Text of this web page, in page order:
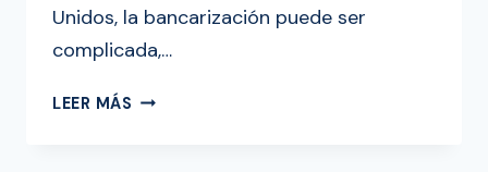
Unidos, la bancarización puede ser
complicada,…
LEER MÁS CUENTA